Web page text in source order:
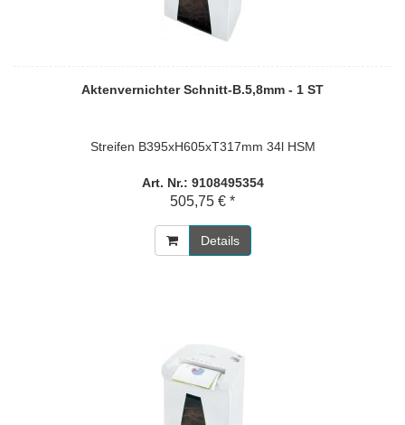
Aktenvernichter Schnitt-B.5,8mm - 1 ST
Streifen B395xH605xT317mm 34l HSM
Art. Nr.: 9108495354
505,75 € *
Details